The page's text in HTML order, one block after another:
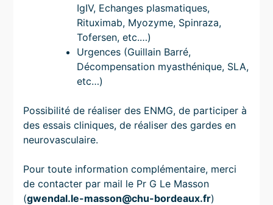
IgIV, Echanges plasmatiques,
Rituximab, Myozyme, Spinraza,
Tofersen, etc.…)
Urgences (Guillain Barré,
Décompensation myasthénique, SLA,
etc…)
Possibilité de réaliser des ENMG, de participer à
des essais cliniques, de réaliser des gardes en
neurovasculaire.
Pour toute information complémentaire, merci
de contacter par mail le Pr G Le Masson
(gwendal.le-masson@chu-bordeaux.fr)